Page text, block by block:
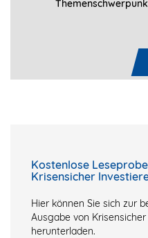
Kostenlose
Krisensicher
Hier können Sie sich zur
Ausgabe von
herunterladen.